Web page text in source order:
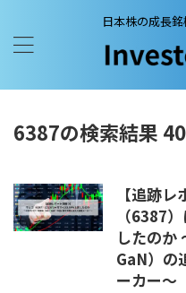
日本株の成長
6387の検索結果
【追跡
（6387
したのか
GaN）の
ーカー～